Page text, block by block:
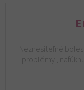
Neznesiteľné
problémy ,